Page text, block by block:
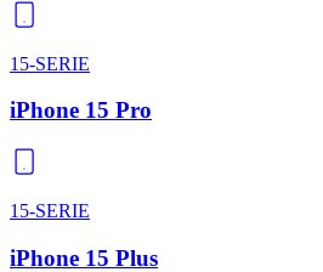
15-SERIE
iPhone 15 Pro
15-SERIE
iPhone 15 Plus